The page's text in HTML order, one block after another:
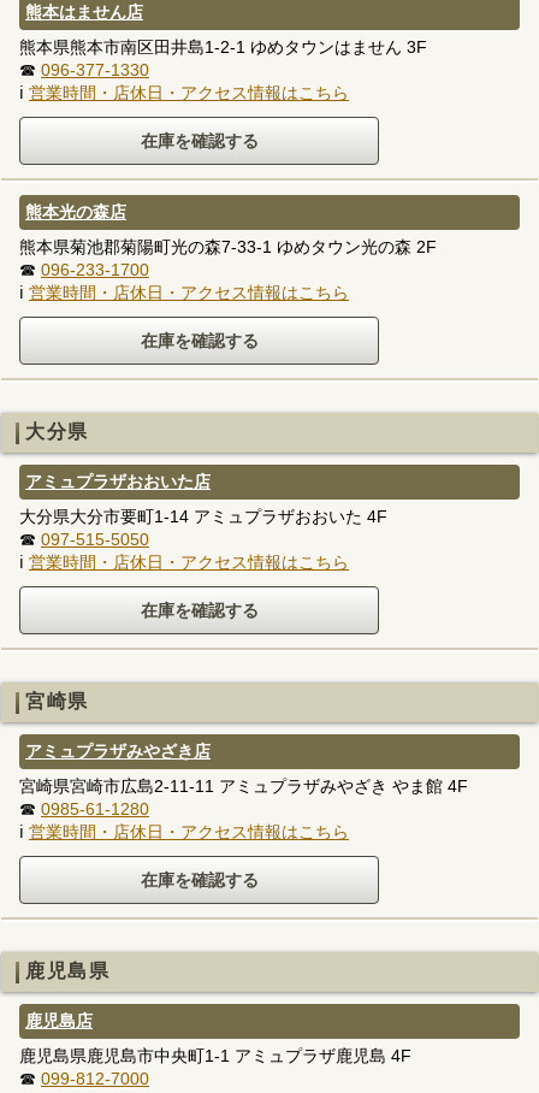
熊本はません店
熊本県熊本市南区田井島1-2-1 ゆめタウンはません 3F
☎ 096-377-1330
ℹ 営業時間・店休日・アクセス情報はこちら
熊本光の森店
熊本県菊池郡菊陽町光の森7-33-1 ゆめタウン光の森 2F
☎ 096-233-1700
ℹ 営業時間・店休日・アクセス情報はこちら
大分県
アミュプラザおおいた店
大分県大分市要町1-14 アミュプラザおおいた 4F
☎ 097-515-5050
ℹ 営業時間・店休日・アクセス情報はこちら
宮崎県
アミュプラザみやざき店
宮崎県宮崎市広島2-11-11 アミュプラザみやざき やま館 4F
☎ 0985-61-1280
ℹ 営業時間・店休日・アクセス情報はこちら
鹿児島県
鹿児島店
鹿児島県鹿児島市中央町1-1 アミュプラザ鹿児島 4F
☎ 099-812-7000